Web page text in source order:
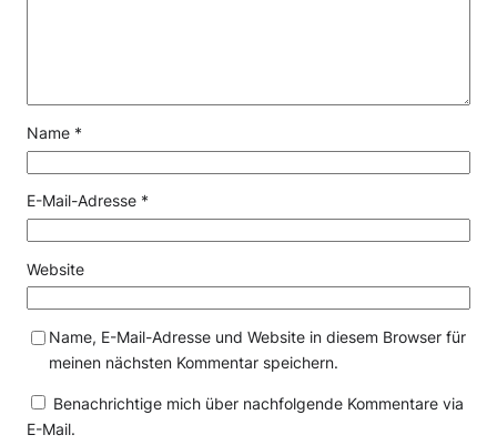
Name *
E-Mail-Adresse *
Website
Name, E-Mail-Adresse und Website in diesem Browser für
meinen nächsten Kommentar speichern.
Benachrichtige mich über nachfolgende Kommentare via
E-Mail.